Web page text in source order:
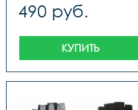
490 руб.
КУПИТЬ